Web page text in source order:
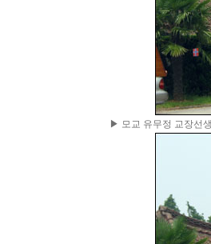
▶ 모교 유무정 교장선